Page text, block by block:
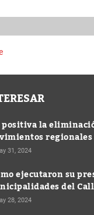
positiva la
31, 2024
ejecutaron su
del
28, 2024